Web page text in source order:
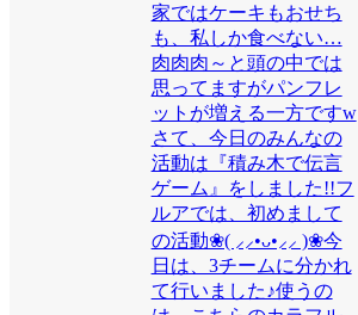
家ではケーキもおせち
も、私しか食べない…
肉肉肉～と頭の中では
思ってますがパンフレ
ットが増える一方ですw
さて、今日のみんなの
活動は『積み木で伝言
ゲーム』をしました!!フ
ルアでは、初めまして
の活動❀( ⸝⸝•ᴗ•⸝⸝ )❀今
日は、3チームに分かれ
て行いました♪使うの